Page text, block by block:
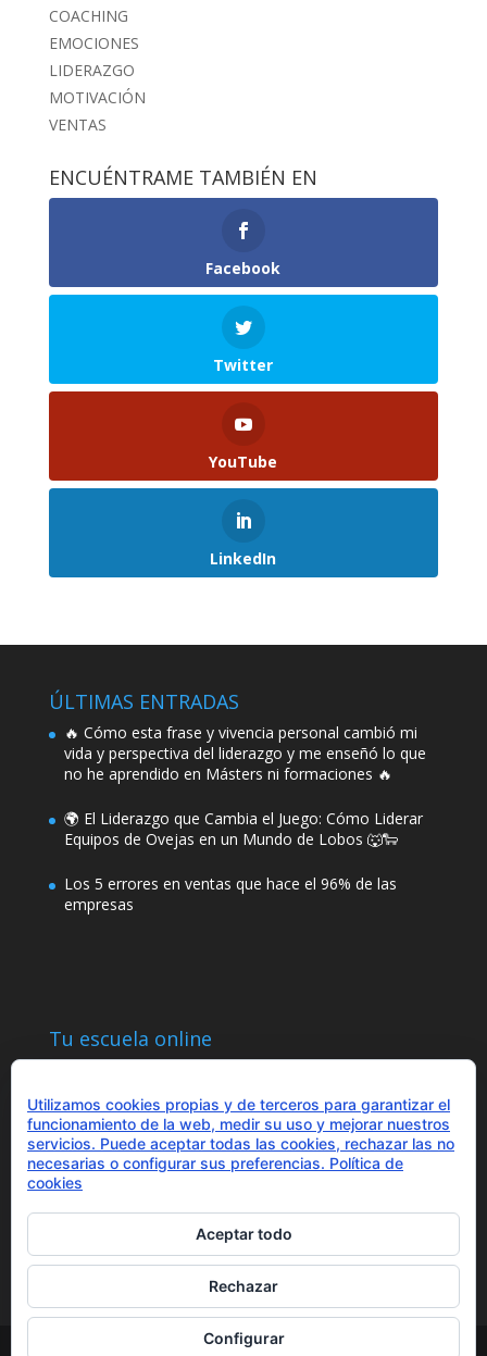
COACHING
EMOCIONES
LIDERAZGO
MOTIVACIÓN
VENTAS
ENCUÉNTRAME TAMBIÉN EN
Facebook
Twitter
YouTube
LinkedIn
ÚLTIMAS ENTRADAS
🔥 Cómo esta frase y vivencia personal cambió mi
vida y perspectiva del liderazgo y me enseñó lo que
no he aprendido en Másters ni formaciones 🔥
🌍 El Liderazgo que Cambia el Juego: Cómo Liderar
Equipos de Ovejas en un Mundo de Lobos 🐺🐑
Los 5 errores en ventas que hace el 96% de las
empresas
Tu escuela online
¿Hablamos?
Utilizamos cookies propias y de terceros para garantizar el
funcionamiento de la web, medir su uso y mejorar nuestros
servicios. Puede aceptar todas las cookies, rechazar las no
necesarias o configurar sus preferencias. Política de
cookies
Aceptar todo
Rechazar
Configurar